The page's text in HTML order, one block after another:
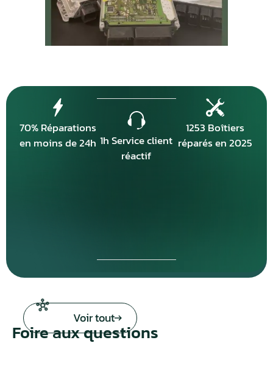
70% Réparations
en moins de 24h 1h Service client
réactif
1253 Boîtiers
réparés en 2025
Voir tout
Foire aux questions